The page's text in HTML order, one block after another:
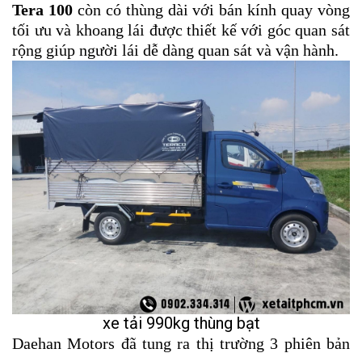
Tera 100còn có thùng dài với bán kính quay vòng
tối ưu và khoang lái được thiết kế với góc quan sát
rộng giúp người lái dễ dàng quan sát và vận hành.
xe tải 990kg thùng bạt
Daehan Motors đã tung ra thị trường 3 phiên bản